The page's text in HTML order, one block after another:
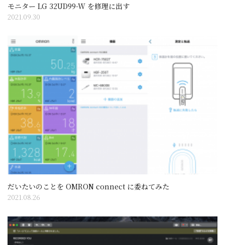
モニター LG 32UD99-W を修理に出す
2021.09.30
だいたいのことを OMRON connect に委ねてみた
2021.08.26